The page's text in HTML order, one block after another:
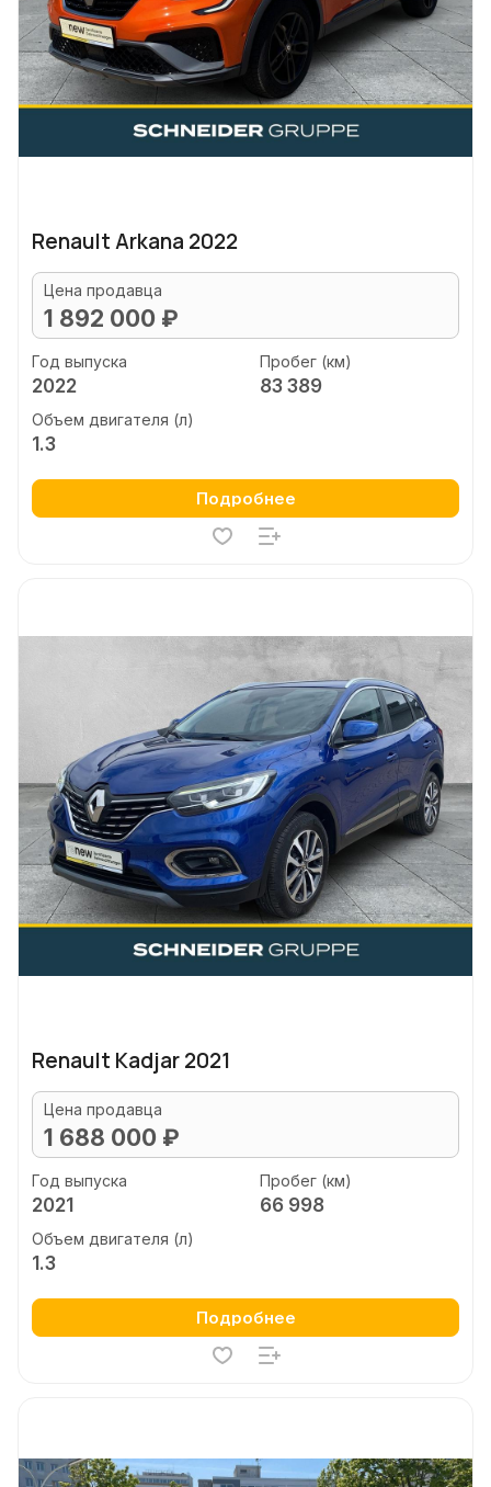
Renault Arkana 2022
Цена продавца
1 892 000 ₽
Год выпуска
2022
Пробег (км)
83 389
Объем двигателя (л)
1.3
Подробнее
Renault Kadjar 2021
Цена продавца
1 688 000 ₽
Год выпуска
2021
Пробег (км)
66 998
Объем двигателя (л)
1.3
Подробнее